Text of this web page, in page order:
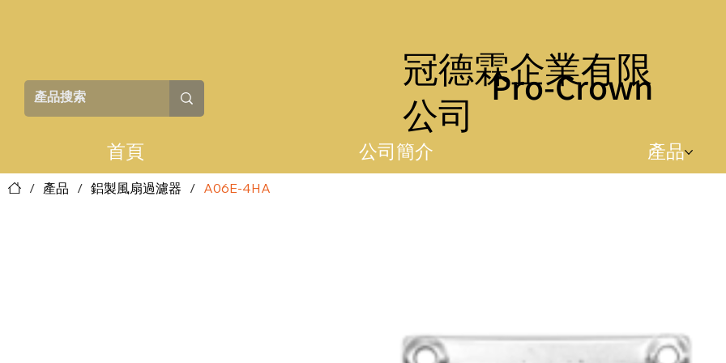
冠德霖企業有限
公司
Pro-Crown
首頁 公司簡介 產品
/ 產品 / 鋁製風扇過濾器 / A06E-4HA